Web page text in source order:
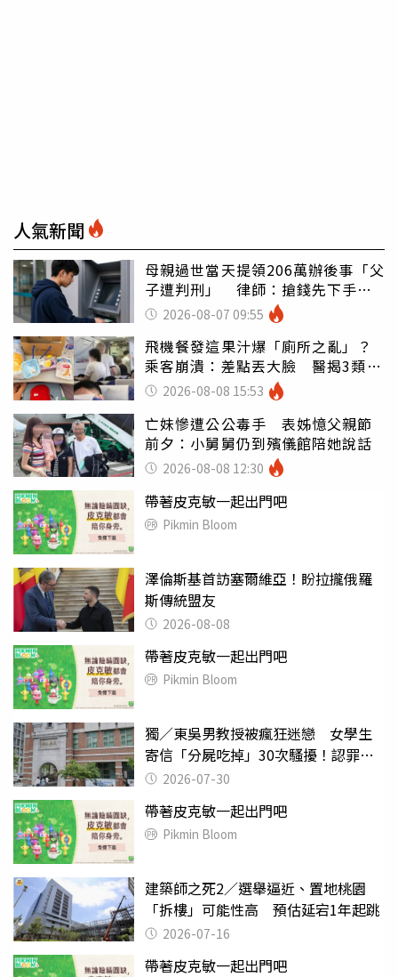
人氣新聞
母親過世當天提領206萬辦後事「父
子遭判刑」 律師：搶錢先下手是
罪 2026-08-07 09:55
飛機餐發這果汁爆「廁所之亂」？
乘客崩潰：差點丟大臉 醫揭3類人
別亂喝
2026-08-08 15:53
亡妹慘遭公公毒手 表姊憶父親節
前夕：小舅舅仍到殯儀館陪她說話
2026-08-08 12:30
帶著皮克敏一起出門吧
Pikmin Bloom
澤倫斯基首訪塞爾維亞！盼拉攏俄羅
斯傳統盟友
2026-08-08
帶著皮克敏一起出門吧
Pikmin Bloom
獨／東吳男教授被瘋狂迷戀 女學生
寄信「分屍吃掉」30次騷擾！認罪免
關 2026-07-30
帶著皮克敏一起出門吧
Pikmin Bloom
建築師之死2／選舉逼近、置地桃園
「拆樓」可能性高 預估延宕1年起跳
2026-07-16
帶著皮克敏一起出門吧